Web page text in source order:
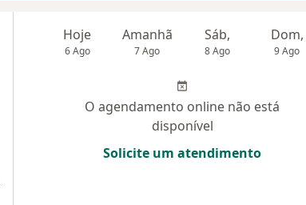
Hoje
6 Ago
Amanhã
7 Ago
Sáb,
8 Ago
Dom,
9 Ago
O agendamento online não está
disponível
Solicite um atendimento